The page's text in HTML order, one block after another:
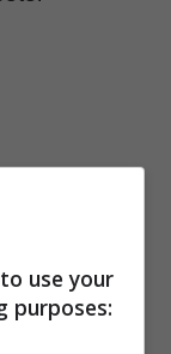
scelto il
con il
use your
purposes: